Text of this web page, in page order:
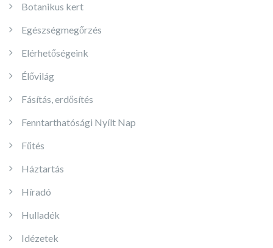
Botanikus kert
Egészségmegőrzés
Elérhetőségeink
Élővilág
Fásítás, erdősítés
Fenntarthatósági Nyílt Nap
Fűtés
Háztartás
Híradó
Hulladék
Idézetek